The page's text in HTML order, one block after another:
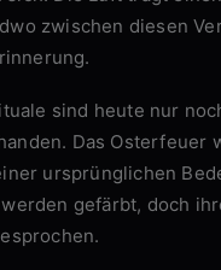
zwischen diesen
Das Osterfeuer
ursprünglichen
gefärbt, doch